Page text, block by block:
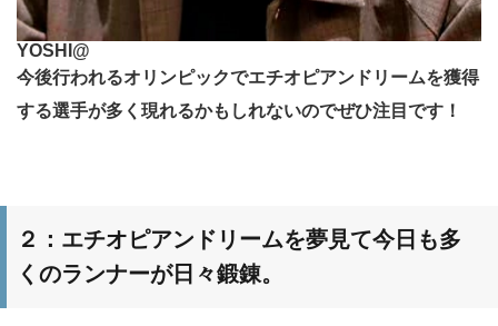
YOSHI@
今後行われるオリンピックでエチオピアンドリームを獲得
する選手が多く現れるかもしれないのでぜひ注目です！
２：エチオピアンドリームを夢見て今日も多
くのランナーが日々鍛錬。